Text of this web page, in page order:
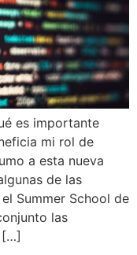
es importante
mi rol de
a esta nueva
de las
Summer School de
las
[…]